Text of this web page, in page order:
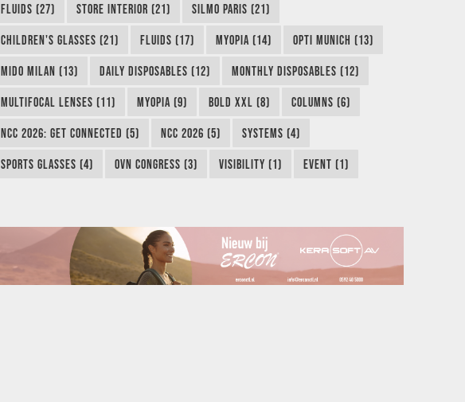
FLUIDS (27) STORE INTERIOR (21) SILMO PARIS (21)
CHILDREN'S GLASSES (21) FLUIDS (17) MYOPIA (14) OPTI MUNICH (13)
MIDO MILAN (13) DAILY DISPOSABLES (12) MONTHLY DISPOSABLES (12)
MULTIFOCAL LENSES (11) MYOPIA (9) BOLD XXL (8) COLUMNS (6)
NCC 2026: GET CONNECTED (5) NCC 2026 (5) SYSTEMS (4)
SPORTS GLASSES (4) OVN CONGRESS (3) VISIBILITY (1) EVENT (1)